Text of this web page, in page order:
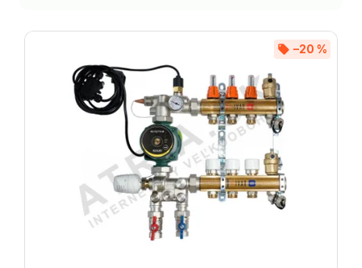
–20 %